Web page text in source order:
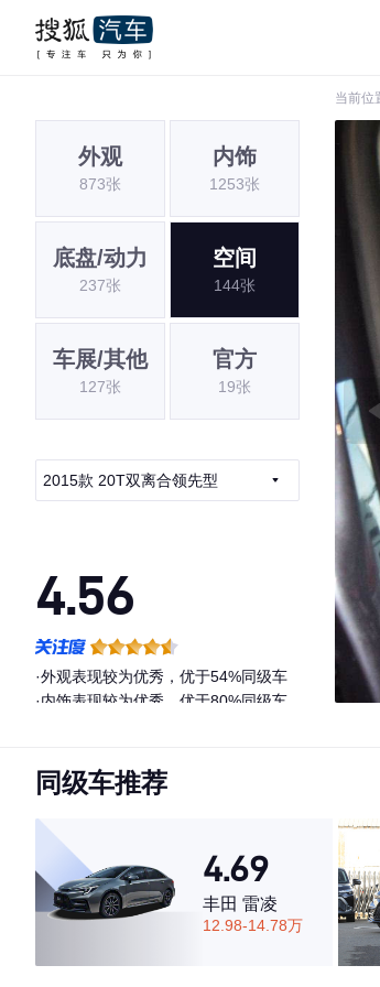
当前位
外观
873张
内饰
1253张
底盘/动力
237张
空间
144张
车展/其他
127张
官方
19张
2015款 20T双离合领先型
4.56
·外观表现较为优秀，优于54%同级车
·内饰表现较为优秀，优于80%同级车
同级车推荐
4.69
丰田 雷凌
12.98-14.78万